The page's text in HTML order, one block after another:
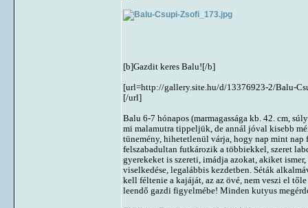
[b]Gazdit keres Balu![/b]
[url=http://gallery.site.hu/d/13376923-2/Balu-
[/url]
Balu 6-7 hónapos (marmagassága kb. 42. cm,
mi malamutra tippeljük, de annál jóval kisebb
tünemény, hihetetlenül várja, hogy nap mint nap
felszabadultan futkározik a többiekkel, szeret
gyerekeket is szereti, imádja azokat, akiket
viselkedése, legalábbis kezdetben. Séták
kell féltenie a kajáját, az az övé, nem veszi el
leendő gazdi figyelmébe! Minden kutyus